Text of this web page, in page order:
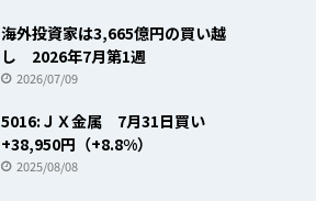
海外投資家は3,665億円の買い越
し 2026年7月第1週
2026/07/09
5016:ＪＸ金属 7月31日買い
+38,950円（+8.8%）
2025/08/08